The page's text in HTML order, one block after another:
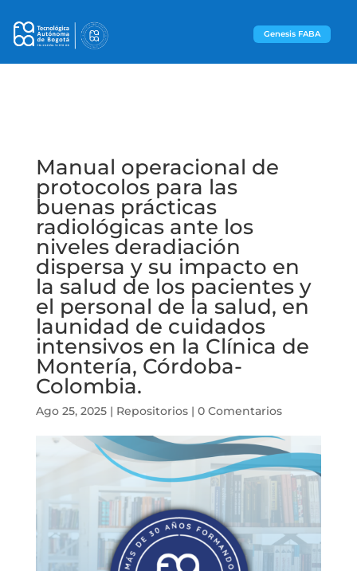
Genesis FABA
Manual operacional de
protocolos para las
buenas prácticas
radiológicas ante los
niveles deradiación
dispersa y su impacto en
la salud de los pacientes y
el personal de la salud, en
launidad de cuidados
intensivos en la Clínica de
Montería, Córdoba-
Colombia.
Ago 25, 2025| Repositorios| 0 Comentarios